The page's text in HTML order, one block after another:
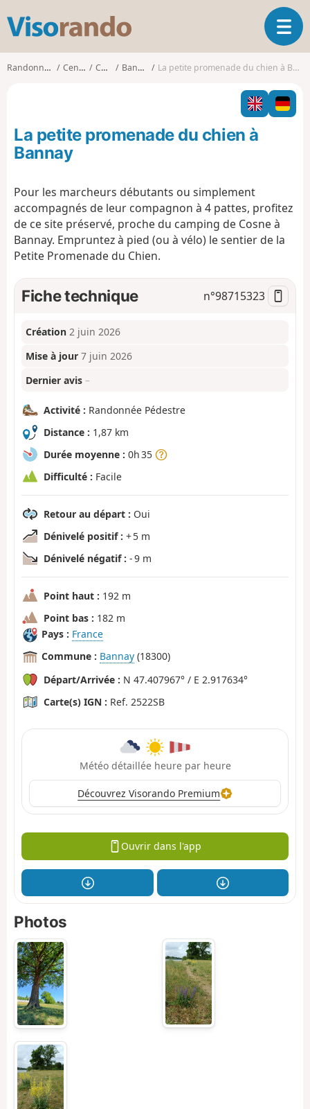
s
o
o
O
u
i
r
l
g
t
n
Randonnées Centre Cher Bannay La petite promenade du chien à Bannay
La petite promenade du chien à
Bannay
Pour les marcheurs débutants ou simplement
accompagnés de leur compagnon à 4 pattes, profitez
de ce site préservé, proche du camping de Cosne à
Bannay. Empruntez à pied (ou à vélo) le sentier de la
Petite Promenade du Chien.
Fiche technique n°98715323
Création 2 juin 2026
Mise à jour 7 juin 2026
Dernier avis –
Activité : Randonnée Pédestre
Distance : 1,87 km
Durée moyenne : 0h 35
Difficulté : Facile
Retour au départ : Oui
Dénivelé positif : + 5 m
Dénivelé négatif : - 9 m
Point haut : 192 m
Point bas : 182 m
Pays : France
Commune : Bannay (18300)
Départ/Arrivée : N 47.407967° / E 2.917634°
Carte(s) IGN : Ref. 2522SB
Météo détaillée heure par heure
Découvrez Visorando Premium
Ouvrir dans l'app
Photos